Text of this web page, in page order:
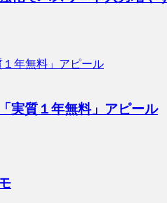
実質１年無料」アピール